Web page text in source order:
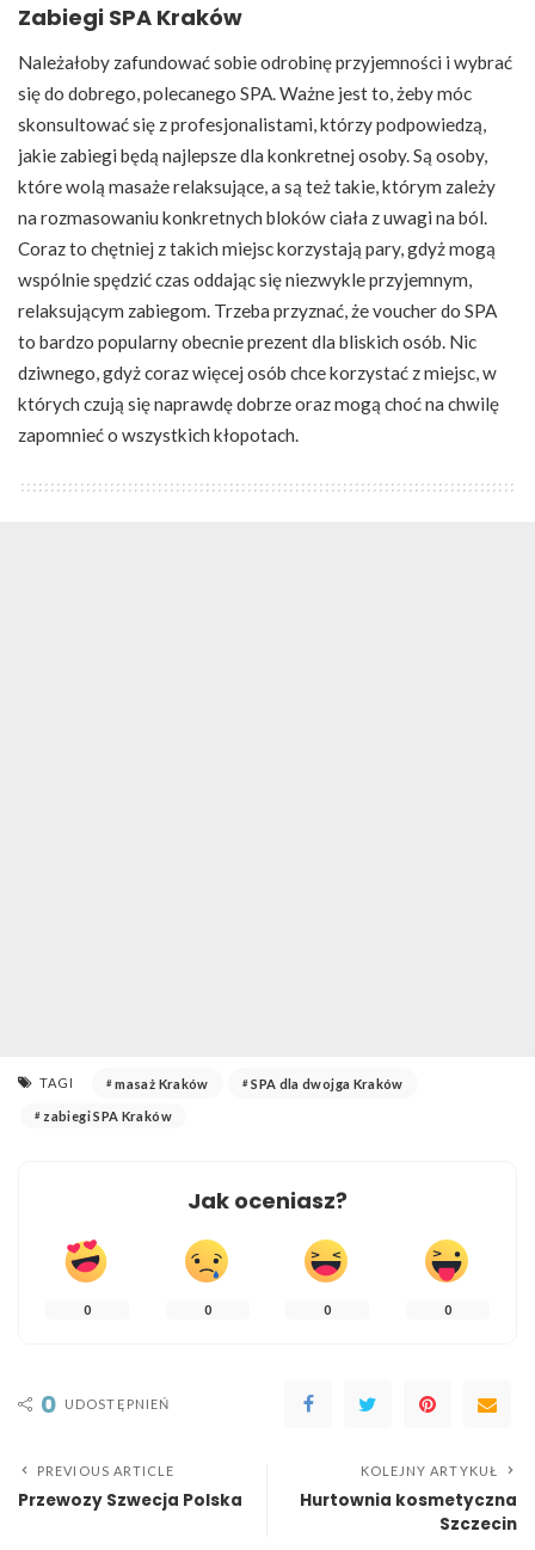
Zabiegi SPA Kraków
Należałoby zafundować sobie odrobinę przyjemności i wybrać
się do dobrego, polecanego SPA. Ważne jest to, żeby móc
skonsultować się z profesjonalistami, którzy podpowiedzą,
jakie zabiegi będą najlepsze dla konkretnej osoby. Są osoby,
które wolą masaże relaksujące, a są też takie, którym zależy
na rozmasowaniu konkretnych bloków ciała z uwagi na ból.
Coraz to chętniej z takich miejsc korzystają pary, gdyż mogą
wspólnie spędzić czas oddając się niezwykle przyjemnym,
relaksującym zabiegom. Trzeba przyznać, że voucher do SPA
to bardzo popularny obecnie prezent dla bliskich osób. Nic
dziwnego, gdyż coraz więcej osób chce korzystać z miejsc, w
których czują się naprawdę dobrze oraz mogą choć na chwilę
zapomnieć o wszystkich kłopotach.
TAGI masaż Kraków SPA dla dwojga Kraków
zabiegi SPA Kraków
Jak oceniasz?
0 0 0 0
0 UDOSTĘPNIEŃ
PREVIOUS ARTICLE
Przewozy Szwecja Polska
KOLEJNY ARTYKUŁ
Hurtownia kosmetyczna
Szczecin